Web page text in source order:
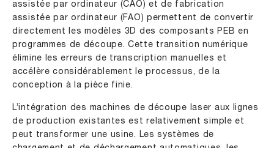
assistée par ordinateur (CAO) et de fabrication
assistée par ordinateur (FAO) permettent de convertir
directement les modèles 3D des composants PEB en
programmes de découpe. Cette transition numérique
élimine les erreurs de transcription manuelles et
accélère considérablement le processus, de la
conception à la pièce finie.
L’intégration des machines de découpe laser aux lignes
de production existantes est relativement simple et
peut transformer une usine. Les systèmes de